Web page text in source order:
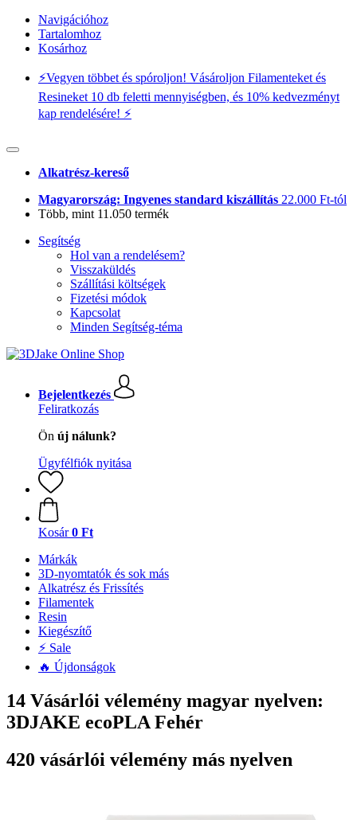
Navigációhoz
Tartalomhoz
Kosárhoz
⚡️Vegyen többet és spóroljon! Vásároljon Filamenteket és
Resineket 10 db feletti mennyiségben, és 10% kedvezményt
kap rendelésére! ⚡️
Alkatrész-kereső
Magyarország: Ingyenes standard kiszállítás 22.000 Ft-tól
Több, mint 11.050 termék
Segítség
Hol van a rendelésem?
Visszaküldés
Szállítási költségek
Fizetési módok
Kapcsolat
Minden Segítség-téma
Bejelentkezés
Feliratkozás
Ön új nálunk?
Ügyfélfiók nyitása
Kosár 0 Ft
Márkák
3D-nyomtatók és sok más
Alkatrész és Frissítés
Filamentek
Resin
Kiegészítő
⚡ Sale
🔥 Újdonságok
14 Vásárlói vélemény magyar nyelven:
3DJAKE ecoPLA Fehér
420 vásárlói vélemény más nyelven